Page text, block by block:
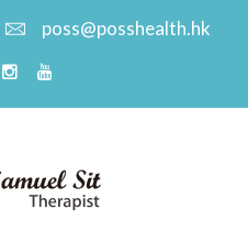
poss@posshealth.hk